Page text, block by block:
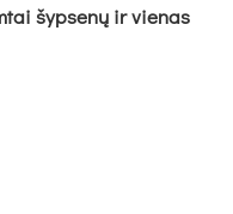
šyp­se­nų ir vie­nas